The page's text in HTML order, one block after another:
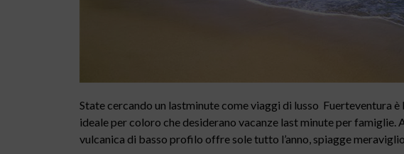
State cercando un lastminute come viaggi di lusso Fuerteventura è
ideale per coloro che desiderano vacanze last minute per famiglie.
vulcanica di basso profilo offre sole tutto l’anno, spiagge